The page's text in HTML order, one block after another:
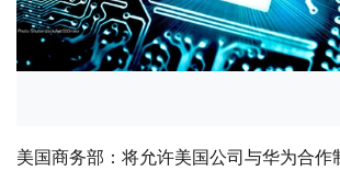
美国商务部：将允许美国公司与华为合作